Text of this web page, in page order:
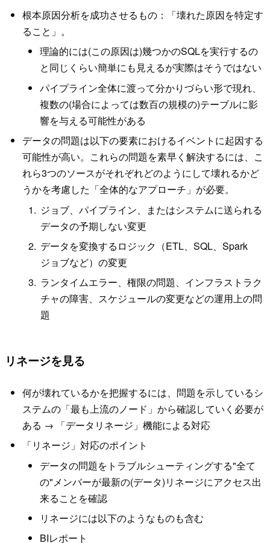
根本原因分析を成功させるもの：「壊れた原因を特定す
ること」。
理論的には(この原因は)幾つかのSQLを実行するの
と同じくらい簡単にも見えるが実際はそうではない
パイプライン全体に渡って分かりづらい形で現れ、
複数の(場合によっては数百の規模の)テーブルに影
響を与える可能性がある
データの問題は以下の要素におけるイベントに起因する
可能性が高い。これらの問題を素早く解決するには、こ
れら3つのソースがそれぞれどのようにして壊れるかど
うかを考慮した「全体的なアプローチ」が必要。
ジョブ、パイプライン、またはシステムに送られる
データの予期しない変更
データを変換するロジック（ETL、SQL、Spark
ジョブなど）の変更
ランタイムエラー、権限の問題、インフラストラク
チャの障害、スケジュールの変更などの運用上の問
題
リネージを見る
何が壊れているかを把握するには、問題を示しているシ
ステムの「最も上流のノード」から確認していく必要が
ある → 「データリネージ」機能による対応
「リネージ」対応のポイント
データの問題をトラブルシューティングする"全て
の"メンバーが最新の(データ)リネージにアクセス出
来ることを確認
リネージには以下のようなものも含む
BIレポート